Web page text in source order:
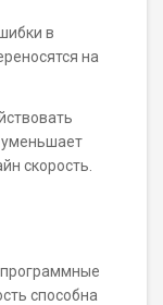
в
на
уменьшает
скорость.
способна